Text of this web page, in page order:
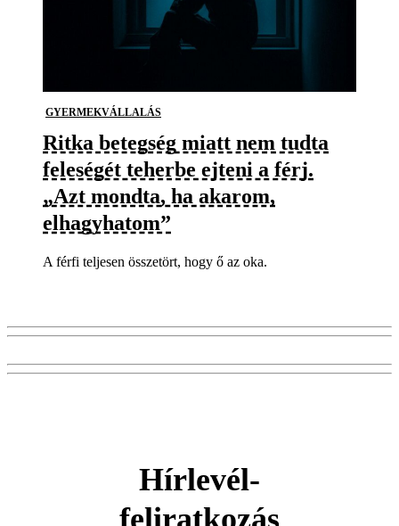
GYERMEKVÁLLALÁS
Ritka betegség miatt nem tudta
feleségét teherbe ejteni a férj.
„Azt mondta, ha akarom,
elhagyhatom”
A férfi teljesen összetört, hogy ő az oka.
Hírlevél-